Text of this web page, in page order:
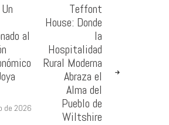
al
de 2026
Teffont
House: Donde
la
Hospitalidad
Rural Moderna
Abraza el
Alma del
Pueblo de
Wiltshire